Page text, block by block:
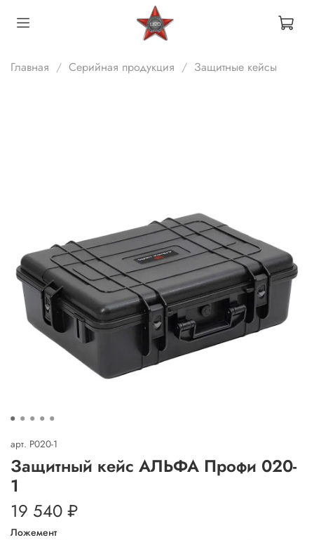
Главная Серийная продукция Защитные кейсы
арт. P020-1
Защитный кейс АЛЬФА Профи 020-
1
19 540 ₽
Ложемент